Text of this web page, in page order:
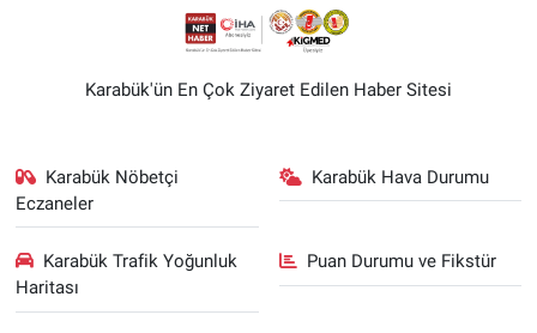
Karabük'ün En Çok Ziyaret Edilen Haber Sitesi
Karabük Nöbetçi
Eczaneler
Karabük Hava Durumu
Karabük Trafik Yoğunluk
Haritası
Puan Durumu ve Fikstür